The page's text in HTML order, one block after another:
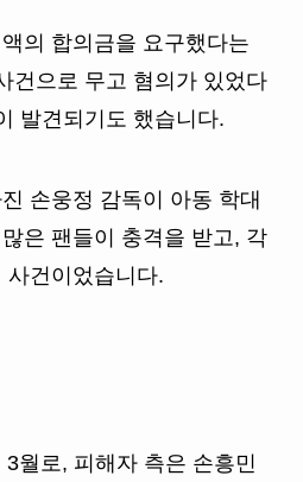
의 합의금을 요구했다는
건으로 무고 혐의가 있었다
발견되기도 했습니다.
손웅정 감독이 아동 학대
은 팬들이 충격을 받고, 각
사건이었습니다.
월로, 피해자 측은 손흥민